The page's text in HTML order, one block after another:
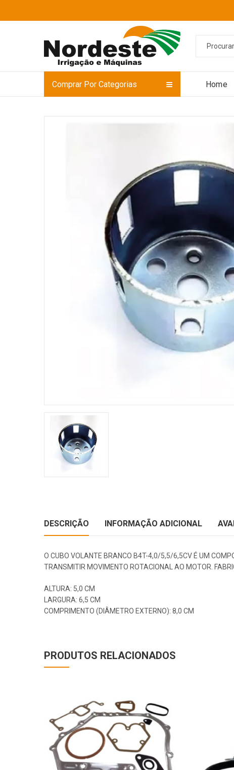
Comprar Por Categorias Home
DESCRIÇÃO INFORMAÇÃO ADICIONAL
O CUBO VOLANTE BRANCO B4T-4,0/5,5/6,5CV É UM
TRANSMITIR MOVIMENTO ROTACIONAL AO MOTOR.
ALTURA: 5,0 CM
LARGURA: 6,5 CM
COMPRIMENTO (DIÂMETRO EXTERNO): 8,0 CM
PRODUTOS RELACIONADOS